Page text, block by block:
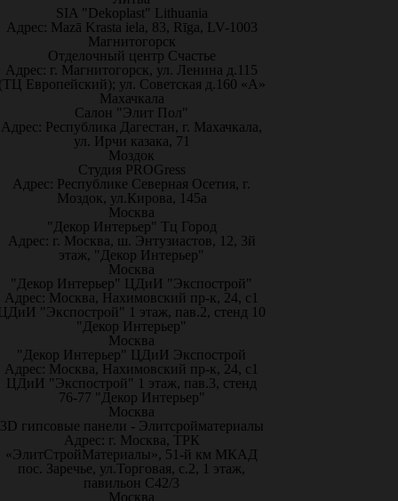
SIA "Dekoplast" Lithuania
Адрес: Mazā Krasta iela, 83, Rīga, LV-1003
Магнитогорск
Отделочный центр Счастье
Адрес: г. Магнитогорск, ул. Ленина д.115
Европейский); ул. Советская д.160 «А»
Махачкала
Салон "Элит Пол"
Адрес: Республика Дагестан, г. Махачкала,
ул. Ирчи казака, 71
Моздок
Студия PROGress
Адрес: Республике Северная Осетия, г.
Моздок, ул.Кирова, 145а
Москва
"Декор Интерьер" Тц Город
Адрес: г. Москва, ш. Энтузиастов, 12, 3й
этаж, "Декор Интерьер"
Москва
"Декор Интерьер" ЦДиИ "Экспострой"
Адрес: Москва, Нахимовский пр-к, 24, с1
"Экспострой" 1 этаж, пав.2, стенд 10
"Декор Интерьер"
Москва
"Декор Интерьер" ЦДиИ Экспострой
Адрес: Москва, Нахимовский пр-к, 24, с1
ЦДиИ "Экспострой" 1 этаж, пав.3, стенд
76-77 "Декор Интерьер"
Москва
3D гипсовые панели - Элитсройматериалы
Адрес: г. Москва, ТРК
«ЭлитСтройМатериалы», 51-й км МКАД
пос. Заречье, ул.Торговая, с.2, 1 этаж,
павильон С42/3
Москва